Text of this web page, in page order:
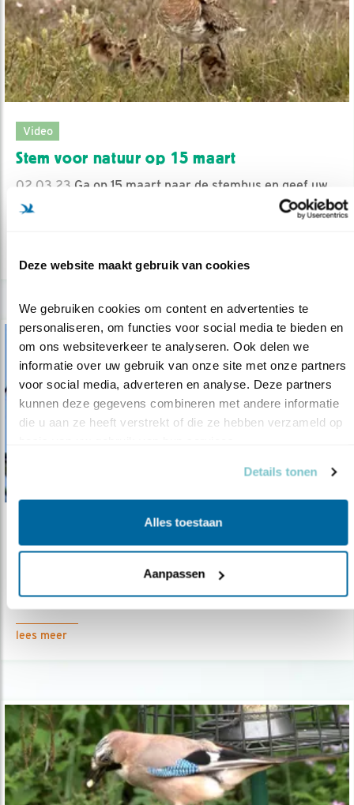
Deze website maakt gebruik van cookies
We gebruiken cookies om content en advertenties te
personaliseren, om functies voor social media te bieden en
om ons websiteverkeer te analyseren. Ook delen we
informatie over uw gebruik van onze site met onze partners
voor social media, adverteren en analyse. Deze partners
kunnen deze gegevens combineren met andere informatie
die u aan ze heeft verstrekt of die ze hebben verzameld op
Details tonen
Alles toestaan
Aanpassen
Video
Stem voor natuur op 15 maart
02.03.23 Ga op 15 maart naar de stembus en geef uw
stem aan de vogels!
De zanglijster: blij gestemd
Een echte voorjaarsbode is de zanglijster.
lees meer